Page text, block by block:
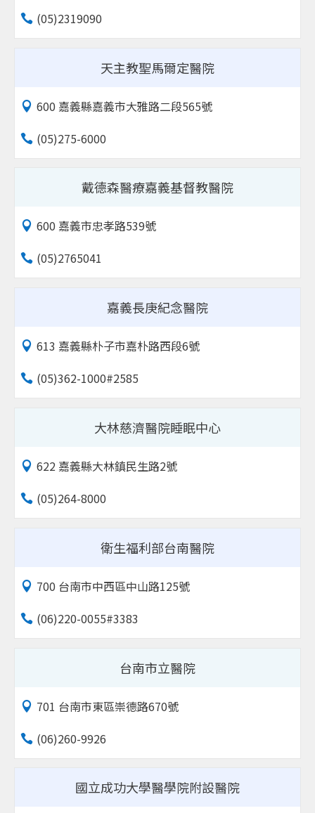
(05)2319090
天主教聖馬爾定醫院
600 嘉義縣嘉義市大雅路二段565號
(05)275-6000
戴德森醫療嘉義基督教醫院
600 嘉義市忠孝路539號
(05)2765041
嘉義長庚紀念醫院
613 嘉義縣朴子市嘉朴路西段6號
(05)362-1000#2585
大林慈濟醫院睡眠中心
622 嘉義縣大林鎮民生路2號
(05)264-8000
衛生福利部台南醫院
700 台南市中西區中山路125號
(06)220-0055#3383
台南市立醫院
701 台南市東區崇德路670號
(06)260-9926
國立成功大學醫學院附設醫院